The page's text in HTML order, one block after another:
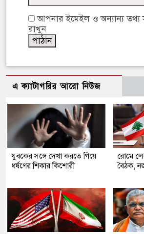
আপনার ইমেইল ও অন্যান্য তথ্য
রাখুন
এ ক্যাটাগরির আরো নিউজ
যুবকের সঙ্গে দেখা করতে গিয়ে
ধর্ষণের শিকার কিশোরী
রোমে
বৈঠক,